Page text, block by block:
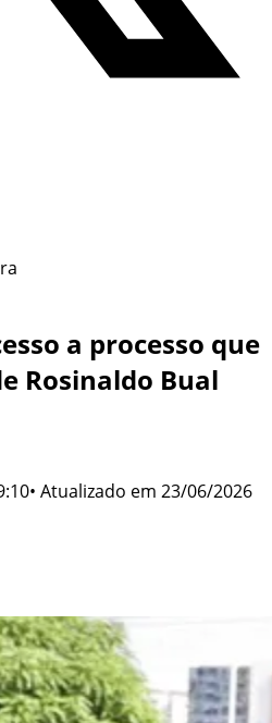
a processo que
Rosinaldo Bual
• Atualizado em 23/06/2026